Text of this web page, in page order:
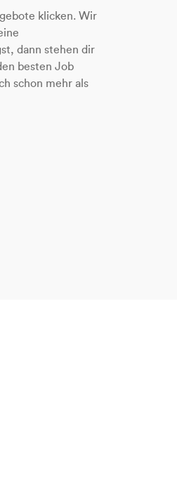
klicken. Wir
dann stehen dir
besten Job
schon mehr als